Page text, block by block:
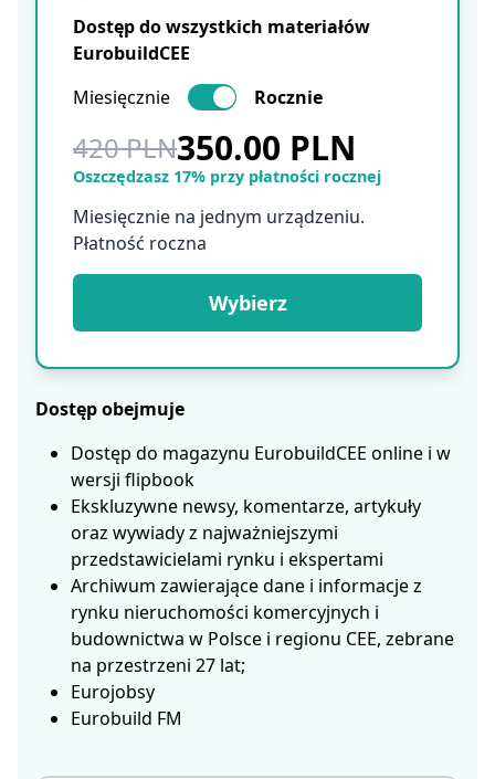
Dostęp do wszystkich materiałów
EurobuildCEE
Miesięcznie
Rocznie
420 PLN350.00 PLN
Oszczędzasz 17% przy płatności rocznej
Miesięcznie na jednym urządzeniu.
Płatność roczna
Wybierz
Dostęp obejmuje
Dostęp do magazynu EurobuildCEE online i w
wersji flipbook
Ekskluzywne newsy, komentarze, artykuły
oraz wywiady z najważniejszymi
przedstawicielami rynku i ekspertami
Archiwum zawierające dane i informacje z
rynku nieruchomości komercyjnych i
budownictwa w Polsce i regionu CEE, zebrane
na przestrzeni 27 lat;
Eurojobsy
Eurobuild FM